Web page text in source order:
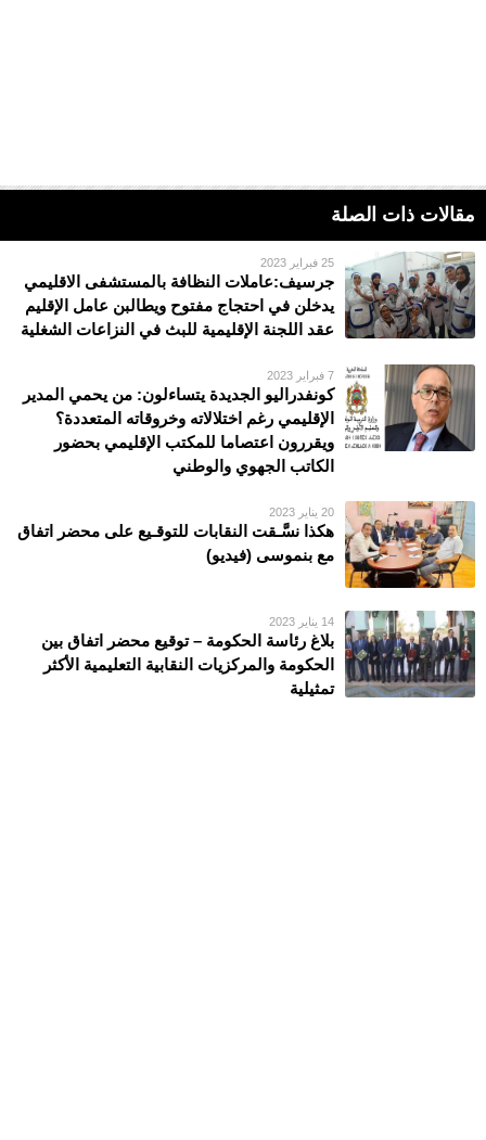
مقالات ذات الصلة
25 فبراير 2023
جرسيف:عاملات النظافة بالمستشفى الاقليمي
يدخلن في احتجاج مفتوح ويطالبن عامل الإقليم
عقد اللجنة الإقليمية للبث في النزاعات الشغلية
7 فبراير 2023
كونفدراليو الجديدة يتساءلون: من يحمي المدير
الإقليمي رغم اختلالاته وخروقاته المتعددة؟
ويقررون اعتصاما للمكتب الإقليمي بحضور
الكاتب الجهوي والوطني
20 يناير 2023
هكذا نسَّـقت النقابات للتوقـيع على محضر اتفاق
مع بنموسى (فيديو)
14 يناير 2023
بلاغ رئاسة الحكومة – توقيع محضر اتفاق بين
الحكومة والمركزيات النقابية التعليمية الأكثر
تمثيلية